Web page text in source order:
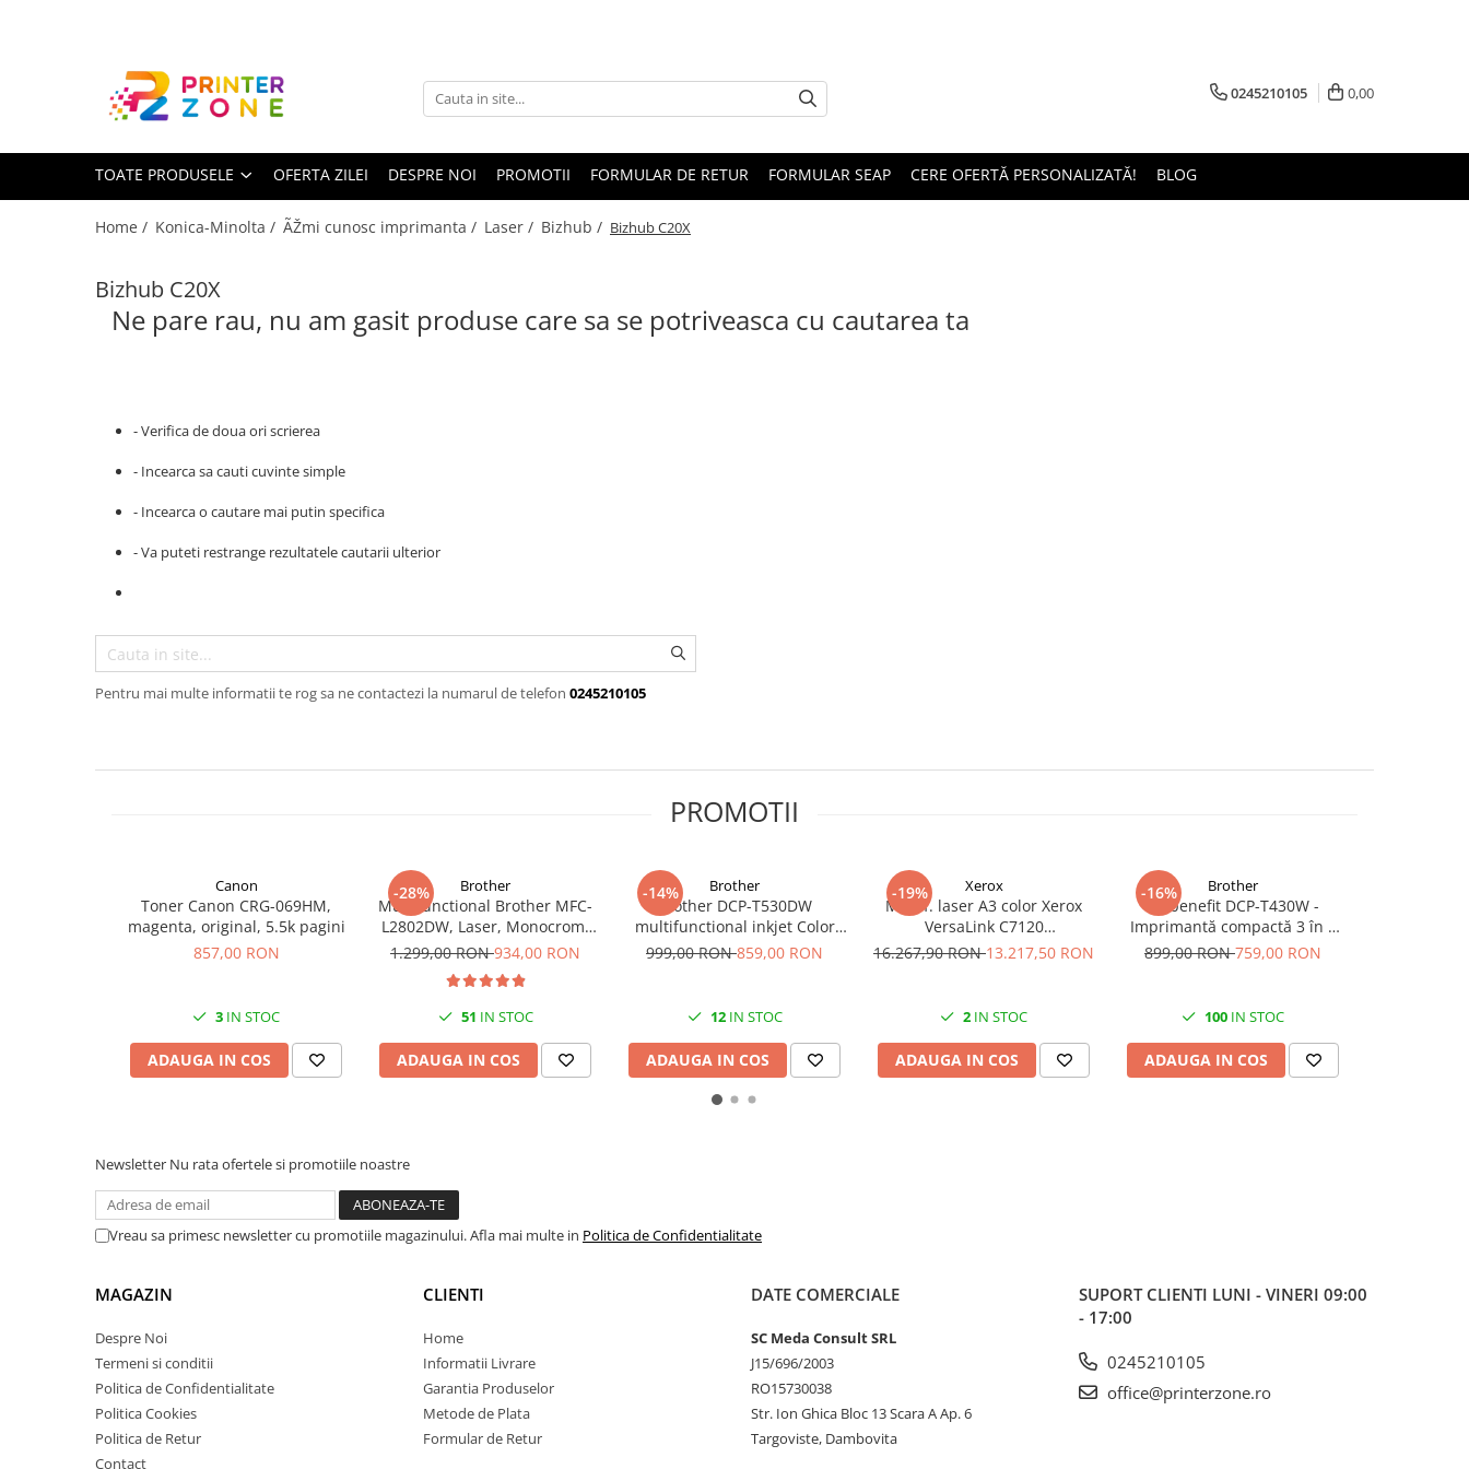
Toate Produsele
Imprimante cu jet
Imprimante etichete
Imprimante termice
Consumabile imprimanta
Capete imprimare
Cartuse inkjet si cerneala
Cartuse compatibile
Drum unit compatibile
Accesorii imprimante 3D
Filament imprimanta 3D
Laptopuri gaming
Ultrabookuri
Laptop-uri 2 in 1
Accesorii Printing
Desktop PC
0245210105 0,00
TOATE PRODUSELE OFERTA ZILEI DESPRE NOI PROMOTII FORMULAR DE RETUR FORMULAR SEAP CERE OFERTĂ PERSONALIZATĂ! BLOG
Home / Konica-Minolta / ÃŽmi cunosc imprimanta / Laser / Bizhub / Bizhub C20X
Bizhub C20X
Ne pare rau, nu am gasit produse care sa se potriveasca cu cautarea ta
- Verifica de doua ori scrierea
- Incearca sa cauti cuvinte simple
- Incearca o cautare mai putin specifica
- Va puteti restrange rezultatele cautarii ulterior
Pentru mai multe informatii te rog sa ne contactezi la numarul de telefon 0245210105
PROMOTII
Canon
Toner Canon CRG-069HM,
magenta, original, 5.5k pagini
857,00 RON
3 IN STOC
ADAUGA IN COS
-28% Brother
Multifunctional Brother MFC-
L2802DW, Laser, Monocrom,
Wi-Fi, USB, ADF, A4, Duplex,
1.299,00 RON934,00 RON
51 IN STOC
ADAUGA IN COS
-14% Brother
Brother DCP-T530DW
multifunctional inkjet Color
Duplex Wifi Garantie 5 ani
999,00 RON859,00 RON
12IN STOC
ADAUGA IN COS
-19% Xerox
Multif. laser A3 color Xerox
VersaLink C7120
(C7101V_D+097S05201)
16.267,90 RON13.217,50 RON
2 IN STOC
ADAUGA IN COS
-16% Brother
inkbenefit DCP-T430W -
Imprimantă compactă 3 în 1
cu rezervor de cerneală
899,00 RON759,00 RON
100 IN STOC
ADAUGA IN COS
Newsletter Nu rata ofertele si promotiile noastre
Vreau sa primesc newsletter cu promotiile magazinului. Afla mai multe in Politica de Confidentialitate
MAGAZIN
Despre Noi
Termeni si conditii
Politica de Confidentialitate
Politica Cookies
Politica de Retur
Contact
CLIENTI
Home
Informatii Livrare
Garantia Produselor
Metode de Plata
Formular de Retur
DATE COMERCIALE
SC Meda Consult SRL
J15/696/2003
RO15730038
Str. Ion Ghica Bloc 13 Scara A Ap. 6
Targoviste, Dambovita
SUPORT CLIENTI LUNI - VINERI 09:00
- 17:00
0245210105
office@printerzone.ro